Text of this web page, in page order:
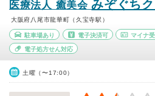
医療法人 癒美会みぞぐち
大阪府八尾市龍華町（久宝寺駅）
駐車場あり 電子決済可 マイナ
電子処方せん対応
土曜（〜17:00）